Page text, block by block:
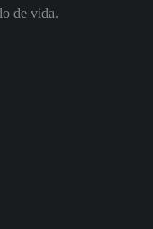
de vida.